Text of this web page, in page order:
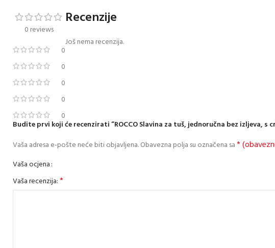
0 reviews
0
0
0
0
0
Recenzije
Još nema recenzija.
Budite prvi koji će recenzirati “ROCCO Slavina za tuš, jednoručna bez izljeva, s
Vaša adresa e-pošte neće biti objavljena.Obavezna polja su označena sa*
Vaša ocjena
Vaša recenzija:*